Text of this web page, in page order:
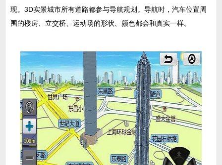
现。3D实景城市所有道路都参与导航规划。导航时，汽车位置周
围的楼房、立交桥、运动场的形状、颜色都会和真实一样。